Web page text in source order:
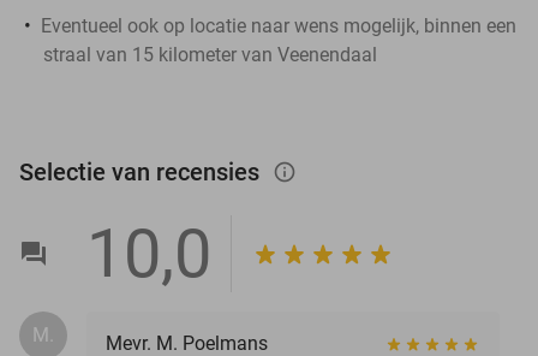
Eventueel ook op locatie naar wens mogelijk, binnen een
straal van 15 kilometer van Veenendaal
Selectie van recensies info_outlined
10,0
M.
Mevr. M. Poelmans